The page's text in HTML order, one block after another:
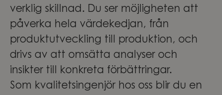
verklig skillnad. Du ser möjligheten att
påverka hela värdekedjan, från
produktutveckling till produktion, och
drivs av att omsätta analyser och
insikter till konkreta förbättringar.
Som kvalitetsingenjör hos oss blir du en